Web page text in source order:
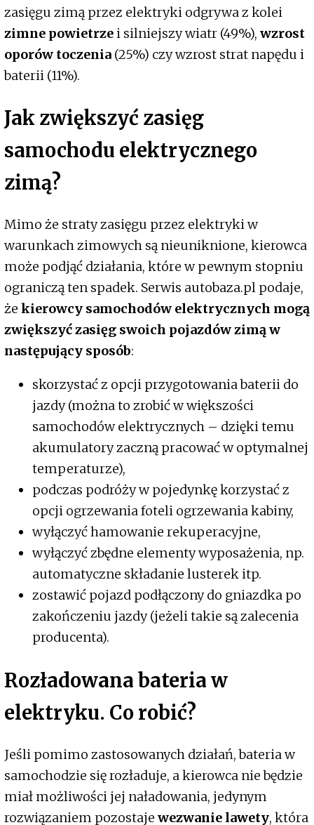
zasięgu zimą przez elektryki odgrywa z kolei
zimne powietrze i silniejszy wiatr (49%), wzrost
oporów toczenia (25%) czy wzrost strat napędu i
baterii (11%).
Jak zwiększyć zasięg
samochodu elektrycznego
zimą?
Mimo że straty zasięgu przez elektryki w
warunkach zimowych są nieuniknione, kierowca
może podjąć działania, które w pewnym stopniu
ograniczą ten spadek. Serwis autobaza.pl podaje,
że kierowcy samochodów elektrycznych mogą
zwiększyć zasięg swoich pojazdów zimą w
następujący sposób:
skorzystać z opcji przygotowania baterii do
jazdy (można to zrobić w większości
samochodów elektrycznych – dzięki temu
akumulatory zaczną pracować w optymalnej
temperaturze),
podczas podróży w pojedynkę korzystać z
opcji ogrzewania foteli ogrzewania kabiny,
wyłączyć hamowanie rekuperacyjne,
wyłączyć zbędne elementy wyposażenia, np.
automatyczne składanie lusterek itp.
zostawić pojazd podłączony do gniazdka po
zakończeniu jazdy (jeżeli takie są zalecenia
producenta).
Rozładowana bateria w
elektryku. Co robić?
Jeśli pomimo zastosowanych działań, bateria w
samochodzie się rozładuje, a kierowca nie będzie
miał możliwości jej naładowania, jedynym
rozwiązaniem pozostaje wezwanie lawety, która